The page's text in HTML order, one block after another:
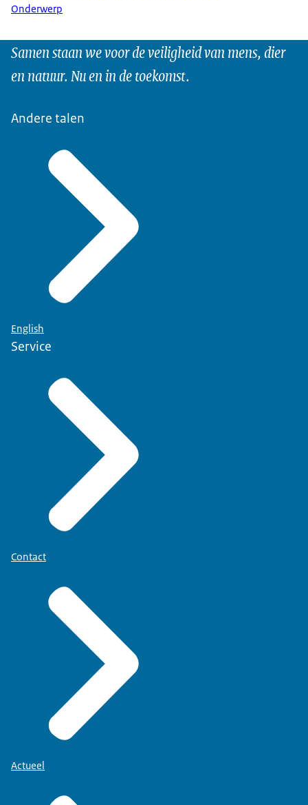
Onderwerp
Samen staan we voor de veiligheid van mens, dier
en natuur. Nu en in de toekomst.
Andere talen
English
Service
Contact
Actueel